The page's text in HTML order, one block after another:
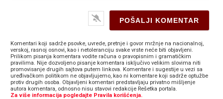
Komentari koji sadrže psovke, uvrede, pretnje i govor mržnje na nacionalnoj,
verskoj, rasnoj osnovi, kao i netoleranciju svake vrste neće biti objavljeni.
Prilikom pisanja komentara vodite računa o pravopisnim i gramatičkim
pravilima. Nije dozvoljeno pisanje komentara isključivo velikim slovima niti
promovisanje drugih sajtova putem linkova. Komentare i sugestije u vezi sa
uređivačkom politikom ne objavljujemo, kao ni komentare koji sadrže optužbe
protiv drugih osoba. Objavljeni komentari predstavljaju privatno mišljenje
autora komentara, odnosno nisu stavovi redakcije Rešetka portala.
Za više informacija pogledajte Pravila korišćenja.